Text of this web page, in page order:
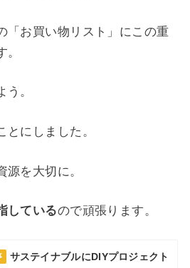
「お買い物リスト」にこの重
。
とにしました。
源を大切に。
しているので頑張ります。
サステイナブルにDIYプロジェクト